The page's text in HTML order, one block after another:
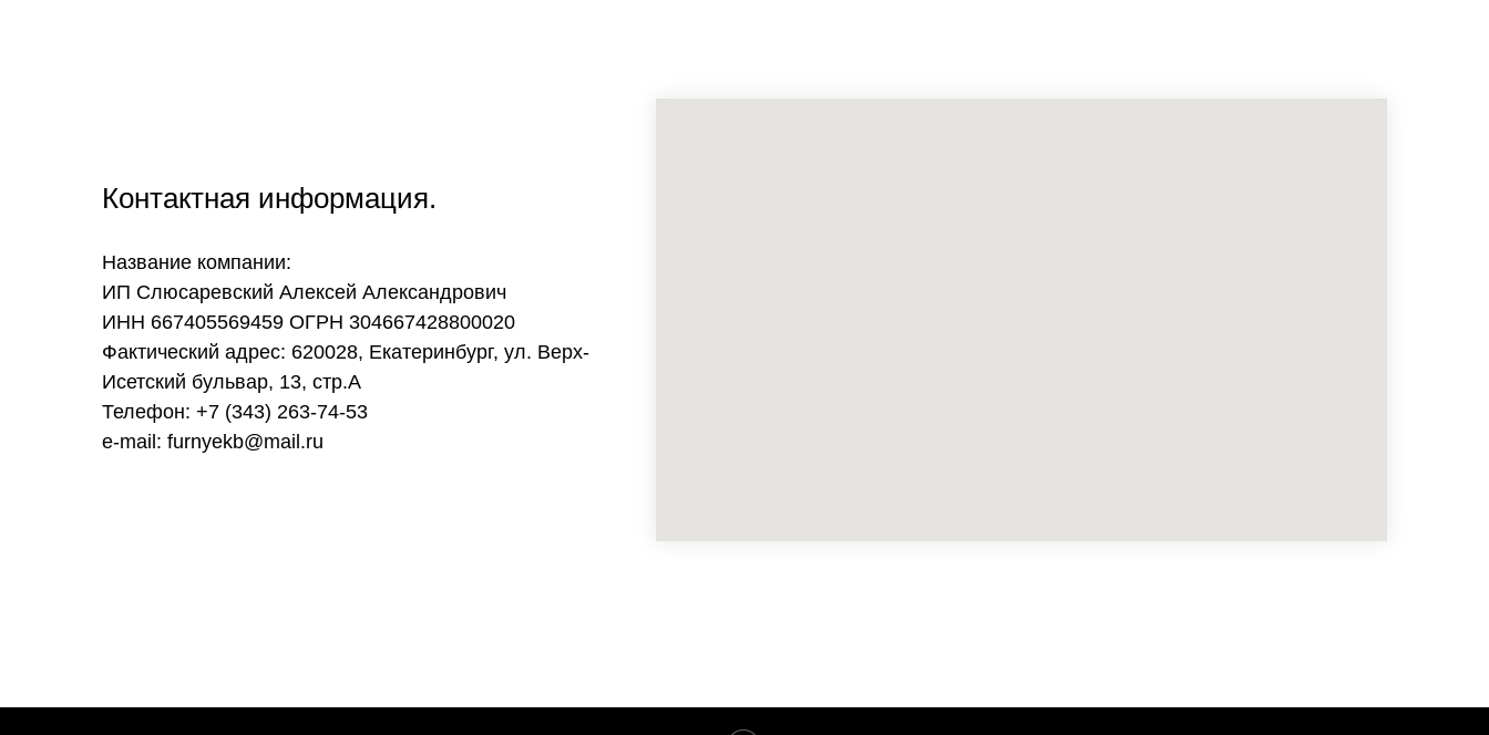
Контактная информация.
Название компании:
ИП Слюсаревский Алексей Александрович
ИНН 667405569459 ОГРН 304667428800020
Фактический адрес: 620028, Екатеринбург, ул. Верх-
Исетский бульвар, 13, стр.А
Телефон: +7 (343) 263-74-53
e-mail: furnyekb@mail.ru